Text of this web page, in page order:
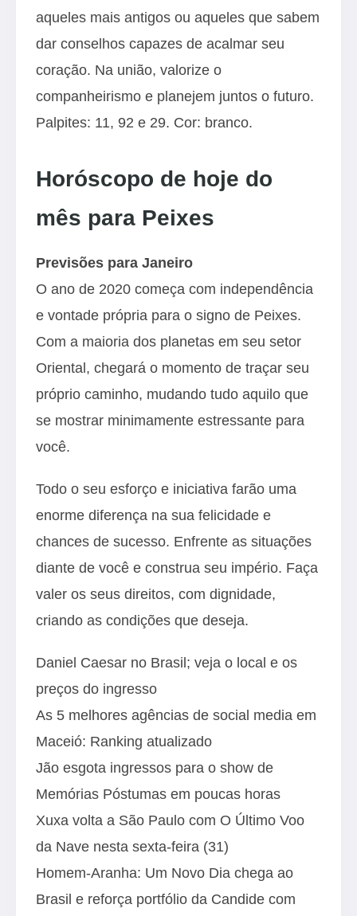
aqueles mais antigos ou aqueles que sabem
dar conselhos capazes de acalmar seu
coração. Na união, valorize o
companheirismo e planejem juntos o futuro.
Palpites: 11, 92 e 29. Cor: branco.
Horóscopo de hoje do
mês para Peixes
Previsões para Janeiro
O ano de 2020 começa com independência
e vontade própria para o signo de Peixes.
Com a maioria dos planetas em seu setor
Oriental, chegará o momento de traçar seu
próprio caminho, mudando tudo aquilo que
se mostrar minimamente estressante para
você.
Todo o seu esforço e iniciativa farão uma
enorme diferença na sua felicidade e
chances de sucesso. Enfrente as situações
diante de você e construa seu império. Faça
valer os seus direitos, com dignidade,
criando as condições que deseja.
Daniel Caesar no Brasil; veja o local e os
preços do ingresso
As 5 melhores agências de social media em
Maceió: Ranking atualizado
Jão esgota ingressos para o show de
Memórias Póstumas em poucas horas
Xuxa volta a São Paulo com O Último Voo
da Nave nesta sexta-feira (31)
Homem-Aranha: Um Novo Dia chega ao
Brasil e reforça portfólio da Candide com